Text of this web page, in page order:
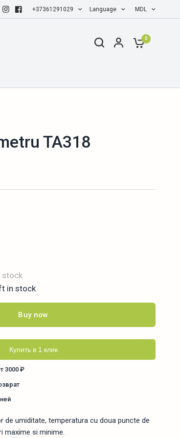
+37361291029 Language MDL
0
TA318
stock
in stock
Buy now
Купить в 1 клик
3000 ₽
de umiditate, temperatura cu doua puncte de
maxime si minime.